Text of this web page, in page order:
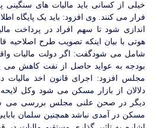
خیلی از کسانی باید مالیات های سنگینی
فرار می کنند. وی افزود: باید یک پایگاه
اندازی شود تا سهم افراد در پرداخت
شامل می شودگفت: اگر دولت مالیات
بودجه به عواید حاصل از نفت کاهش می
مجلس افزود: اجرای قانون اخذ
دلالان از بازار مسکن می شود وکل لایحه
دیگر در صحن علنی مجلس بررسی می
مسکن در آمدی نباشد همچنین سلمان